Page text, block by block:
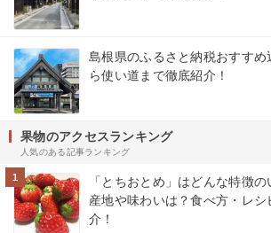
島根県のふるさと納税おすす
ら使い道まで徹底紹介！
果物のアクセスランキング
人気のある記事ランキング
1
「とちおとめ」はどんな特徴
産地や味わいは？食べ方・レシ
介！